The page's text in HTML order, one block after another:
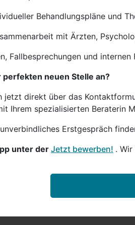
Behandlungspläne und
mit Ärzten,
Fallbesprechungen und
neuen Stelle an?
jetzt direkt über das
Ihrem spezialisierten Beraterin
Erstgespräch
unter der Jetzt bewerben! . Wir